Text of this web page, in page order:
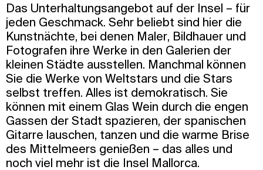
Das Unterhaltungsangebot auf der Insel – für
jeden Geschmack. Sehr beliebt sind hier die
Kunstnächte, bei denen Maler, Bildhauer und
Fotografen ihre Werke in den Galerien der
kleinen Städte ausstellen. Manchmal können
Sie die Werke von Weltstars und die Stars
selbst treffen. Alles ist demokratisch. Sie
können mit einem Glas Wein durch die engen
Gassen der Stadt spazieren, der spanischen
Gitarre lauschen, tanzen und die warme Brise
des Mittelmeers genießen – das alles und
noch viel mehr ist die Insel Mallorca.